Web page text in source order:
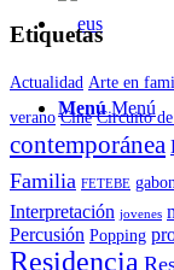
Menú Menú
Etiquetas
Actualidad Arte en
verano Cine Circuito
contemporánea
Familia FETEBE
Interpretación jovenes
Percusión Popping
Residencia